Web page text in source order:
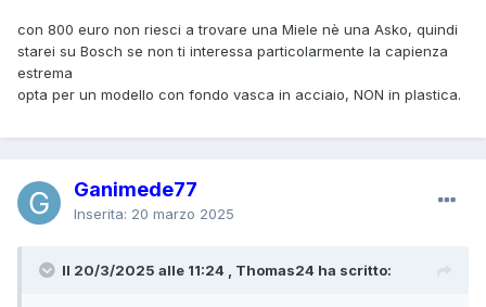
con 800 euro non riesci a trovare una Miele nè una Asko, quindi
starei su Bosch se non ti interessa particolarmente la capienza
estrema
opta per un modello con fondo vasca in acciaio, NON in plastica.
Ganimede77
Inserita: 20 marzo 2025
Il 20/3/2025 alle 11:24 , Thomas24 ha scritto: